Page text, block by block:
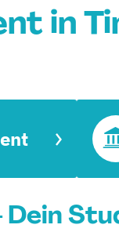
in
Dein